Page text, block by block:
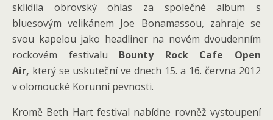
sklidila obrovský ohlas za společné album s
bluesovým velikánem Joe Bonamassou, zahraje se
svou kapelou jako headliner na novém dvoudenním
rockovém festivalu Bounty Rock Cafe Open
Air, který se uskuteční ve dnech 15. a 16. června 2012
v olomoucké Korunní pevnosti.
Kromě Beth Hart festival nabídne rovněž vystoupení